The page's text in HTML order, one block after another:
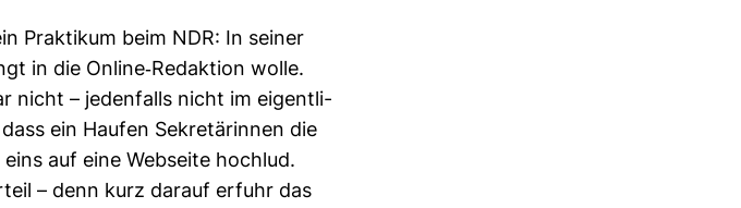
Prak­tikum beim NDR: In seiner
in die Online-​Redak­tion wolle.
nicht – jeden­falls nicht im eigent­li­
ein Haufen Sekre­tä­rinnen die
auf eine Web­seite hochlud.
– denn kurz darauf erfuhr das